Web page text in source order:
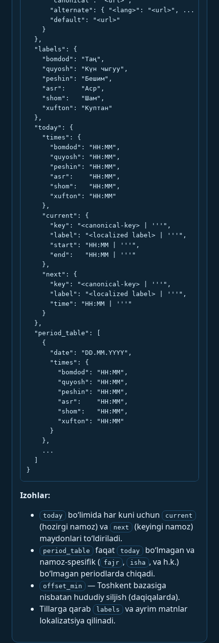
      "alternate": { "<lang>": "<url>", ... },
      "default": "<url>"
    }
  },
  "labels": {
    "bomdod": "Таң",
    "quyosh": "Күн чыгуу",
    "peshin": "Бешим",
    "asr":    "Аср",
    "shom":   "Шам",
    "xufton": "Куптан"
  },
  "today": {
    "times": {
      "bomdod": "HH:MM",
      "quyosh": "HH:MM",
      "peshin": "HH:MM",
      "asr":    "HH:MM",
      "shom":   "HH:MM",
      "xufton": "HH:MM"
    },
    "current": {
      "key": "<canonical-key> | '''",
      "label": "<localized label> | '''",
      "start": "HH:MM | '''",
      "end":   "HH:MM | '''"
    },
    "next": {
      "key": "<canonical-key> | '''",
      "label": "<localized label> | '''",
      "time": "HH:MM | '''"
    }
  },
  "period_table": [
    {
      "date": "DD.MM.YYYY",
      "times": {
        "bomdod": "HH:MM",
        "quyosh": "HH:MM",
        "peshin": "HH:MM",
        "asr":    "HH:MM",
        "shom":   "HH:MM",
        "xufton": "HH:MM"
      }
    },
    ...
}
Izohlar:
today bo‘limida har kuni uchun current
(hozirgi namoz) va next
(keyingi namoz)
maydonlari to‘ldiriladi.
period_table faqat today
bo‘lmagan va
namoz-spesifik ( fajr , isha , va h.k.)
bo‘lmagan periodlarda chiqadi.
offset_min
— Toshkent bazasiga
nisbatan hududiy siljish (daqiqalarda).
Tillarga qarab
labels
va ayrim matnlar
lokalizatsiya qilinadi.